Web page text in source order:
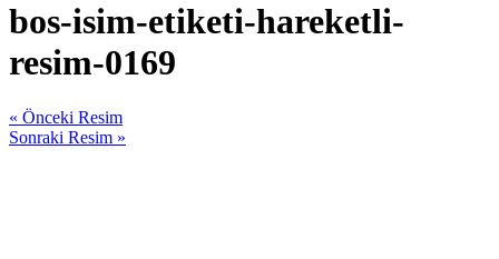
bos-isim-etiketi-hareketli-
resim-0169
« Önceki Resim
Sonraki Resim »